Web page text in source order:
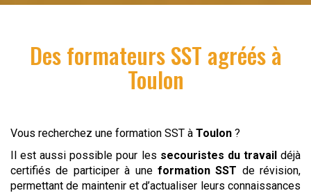
Des formateurs SST agréés à
Toulon
Vous recherchez une formation SST à Toulon ?
Il est aussi possible pour les secouristes du travaildéjà
certifiés de participer à une formation SST de révision,
permettant de maintenir et d’actualiser leurs connaissances